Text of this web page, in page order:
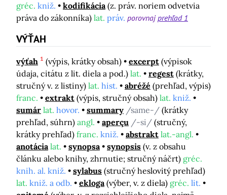
gréc. kniž. kodifikácia (z. práv. noriem odvetvia
práva do zákonníka) lat. práv. porovnajprehľad 1
VÝŤAH
výťah 1 (výpis, krátky obsah) excerpt (výpisok
údaja, citátu z lit. diela a pod.) lat. regest (krátky,
stručný v. z listiny) lat. hist. abréžé (prehľad, výpis)
franc.
extrakt (výpis, stručný obsah) lat. kniž.
sumár lat. hovor. summary /same-/ (krátky
prehľad, súhrn) angl. aperçu /-si/ (stručný,
krátky prehľad) franc. kniž. abstrakt lat.-angl.
anotácia lat. synopsa synopsis (v. z obsahu
článku alebo knihy, zhrnutie; stručný náčrt) gréc.
knih. al. kniž.
sylabus (stručný heslovitý prehľad)
lat. kniž. a odb. ekloga (výber, v. z diela) gréc. lit.